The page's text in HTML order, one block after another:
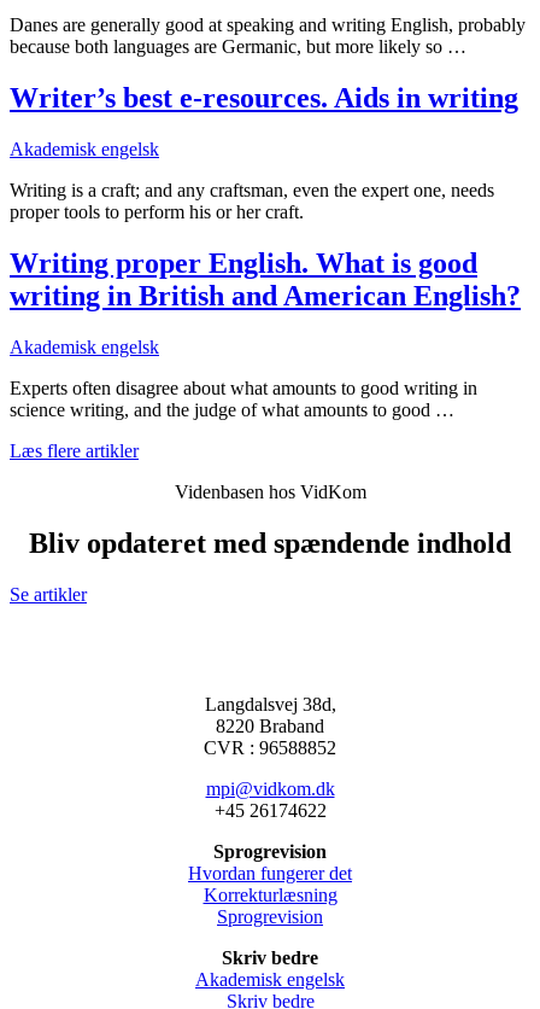
Danes are generally good at speaking and writing English, probably
because both languages are Germanic, but more likely so …
Writer’s best e-resources. Aids in writing
Akademisk engelsk
Writing is a craft; and any craftsman, even the expert one, needs
proper tools to perform his or her craft.
Writing proper English. What is good
writing in British and American English?
Akademisk engelsk
Experts often disagree about what amounts to good writing in
science writing, and the judge of what amounts to good …
Læs flere artikler
Videnbasen hos VidKom
Bliv opdateret med spændende indhold
Se artikler
Langdalsvej 38d,
8220 Braband
CVR : 96588852
mpi@vidkom.dk
+45 26174622
Sprogrevision
Hvordan fungerer det
Korrekturlæsning
Sprogrevision
Skriv bedre
Akademisk engelsk
Skriv bedre